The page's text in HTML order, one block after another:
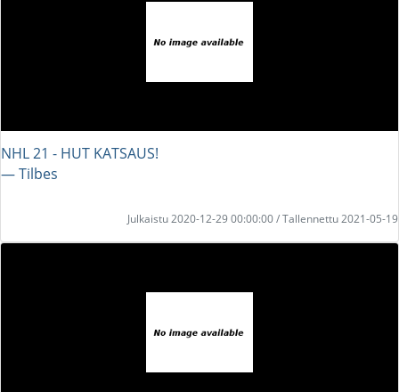
NHL 21 - HUT KATSAUS!
― Tilbes
Julkaistu 2020-12-29 00:00:00 / Tallennettu 2021-05-19